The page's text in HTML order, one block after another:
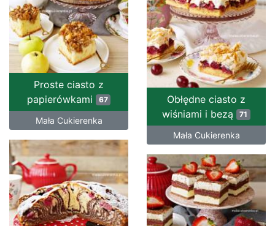
Proste ciasto z
papierówkami
67
Mała Cukierenka
Obłędne ciasto z
wiśniami i bezą 71
Mała Cukierenka